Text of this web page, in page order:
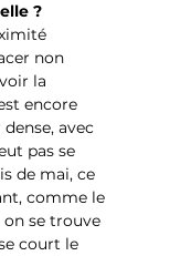
?
non
la
encore
avec
pas se
de mai, ce
comme le
on se trouve
court le